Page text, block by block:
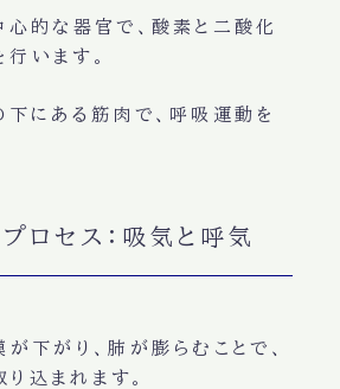
的な器官で、 酸素と二酸化
行います。
にある 筋肉 で、 呼吸運動 を
ロセス：吸気と呼気
下がり、肺が膨らむことで、
り込まれます。